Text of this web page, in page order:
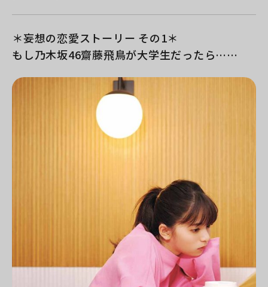
＊妄想の恋愛ストーリー その1＊
もし乃木坂46齋藤飛鳥が大学生だったら……